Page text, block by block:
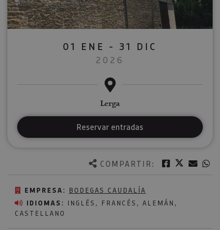
COMPARTIR: Facebook
Twitter
EMPRESA: BODEGAS CAUDALÍA
IDIOMAS:
INGLÉS, FRANCÉS, ALEMÁN,
CASTELLANO
01 ENE - 31 DIC
2026
Lerga
Reservar entradas